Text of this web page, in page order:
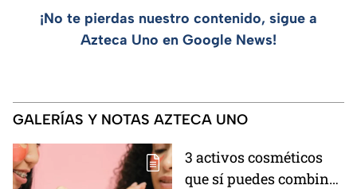
¡No te pierdas nuestro contenido, sigue a
Azteca Uno en Google News!
GALERÍAS Y NOTAS AZTECA UNO
3 activos cosméticos
que sí puedes combinar